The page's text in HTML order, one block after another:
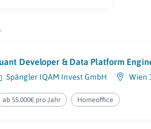
Developer & Data Platform
Spängler IQAM Invest GmbH Wien
ab 55.000€ pro Jahr Homeoffice